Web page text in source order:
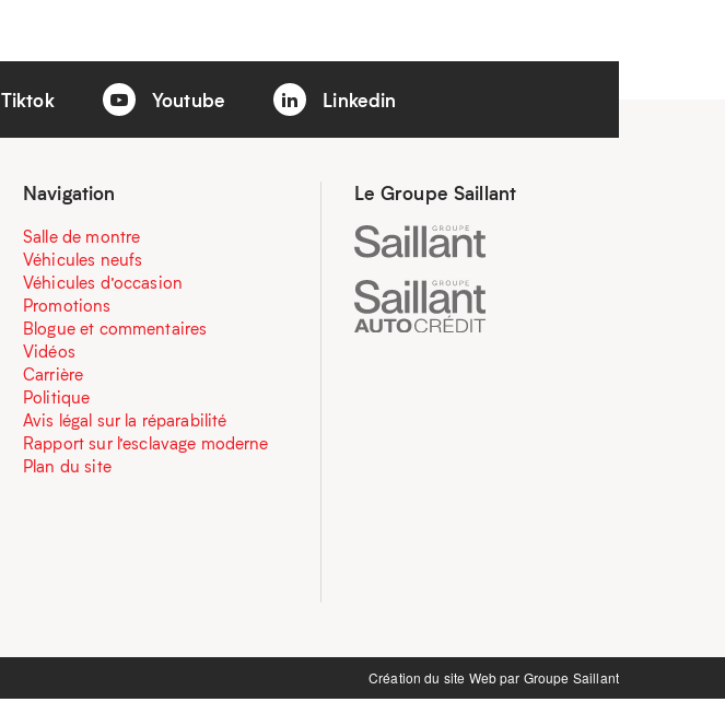
Tiktok Youtube Linkedin
Navigation
Salle de montre
Véhicules neufs
Véhicules d’occasion
Promotions
Blogue et commentaires
Vidéos
Carrière
Politique
Avis légal sur la réparabilité
Rapport sur l’esclavage moderne
Plan du site
Le Groupe Saillant
Création du site Web par Groupe Saillant